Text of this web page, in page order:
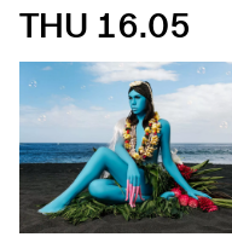
THU 16.05